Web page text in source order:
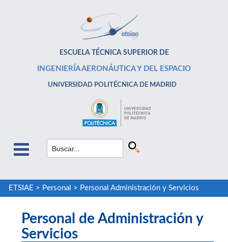
ESCUELA TÉCNICA SUPERIOR DE
INGENIERÍA AERONÁUTICA Y DEL ESPACIO
UNIVERSIDAD POLITÉCNICA DE MADRID
ETSIAE > Personal > Personal Administración y Servicios
Personal de Administración y
Servicios